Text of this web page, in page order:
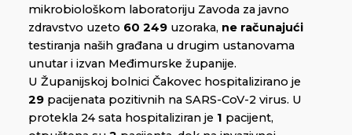
mikrobiološkom laboratoriju Zavoda za javno
zdravstvo uzeto 60 249 uzoraka, ne računajući
testiranja naših građana u drugim ustanovama
unutar i izvan Međimurske županije.
U Županijskoj bolnici Čakovec hospitalizirano je
29 pacijenata pozitivnih na SARS-CoV-2 virus. U
protekla 24 sata hospitaliziran je 1 pacijent,